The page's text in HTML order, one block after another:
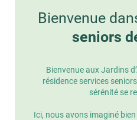
Bienvenue
seniors
Bienvenue aux Jardins
résidence services
sérénité se
Ici, nous avons imaginé bien